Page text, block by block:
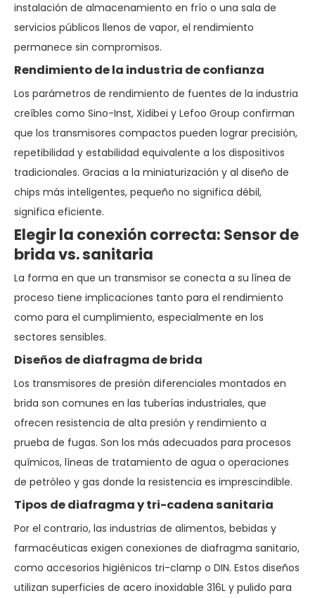
instalación de almacenamiento en frío o una sala de
servicios públicos llenos de vapor, el rendimiento
permanece sin compromisos.
Rendimiento de la industria de confianza
Los parámetros de rendimiento de fuentes de la industria
creíbles como Sino-Inst, Xidibei y Lefoo Group confirman
que los transmisores compactos pueden lograr precisión,
repetibilidad y estabilidad equivalente a los dispositivos
tradicionales. Gracias a la miniaturización y al diseño de
chips más inteligentes, pequeño no significa débil,
significa eficiente.
Elegir la conexión correcta: Sensor de
brida vs. sanitaria
La forma en que un transmisor se conecta a su línea de
proceso tiene implicaciones tanto para el rendimiento
como para el cumplimiento, especialmente en los
sectores sensibles.
Diseños de diafragma de brida
Los transmisores de presión diferenciales montados en
brida son comunes en las tuberías industriales, que
ofrecen resistencia de alta presión y rendimiento a
prueba de fugas. Son los más adecuados para procesos
químicos, líneas de tratamiento de agua o operaciones
de petróleo y gas donde la resistencia es imprescindible.
Tipos de diafragma y tri-cadena sanitaria
Por el contrario, las industrias de alimentos, bebidas y
farmacéuticas exigen conexiones de diafragma sanitario,
como accesorios higiénicos tri-clamp o DIN. Estos diseños
utilizan superficies de acero inoxidable 316L y pulido para